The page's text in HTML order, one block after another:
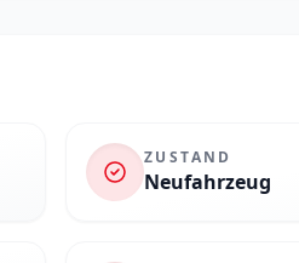
ZUSTAND
Neufahrzeug